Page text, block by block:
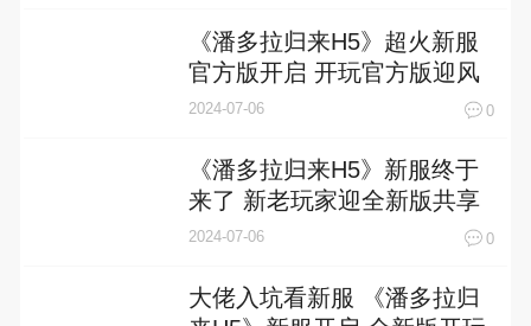
《潘多拉归来H5》超火新服
官方版开启 开玩官方版迎风
起航
2024-07-06 0
《潘多拉归来H5》新服终于
来了 新老玩家迎全新版共享
多重福利
2024-07-06 0
大佬入坑看新服 《潘多拉归